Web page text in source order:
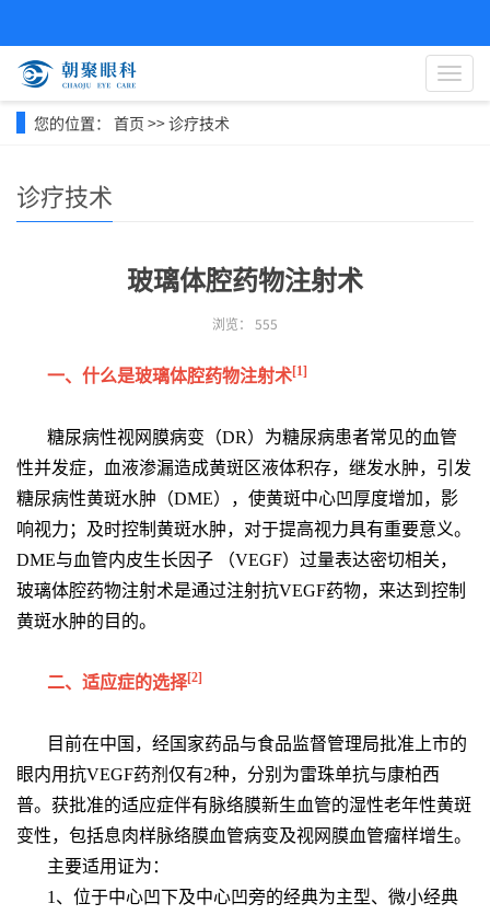
导
航
您的位置： 首页 >>诊疗技术
诊疗技术
玻璃体腔药物注射术
浏览： 555
一、什么是玻璃体腔药物注射术[1]
糖尿病性视网膜病变（DR）为糖尿病患者常见的血管
性并发症，血液渗漏造成黄斑区液体积存，继发水肿，引发
糖尿病性黄斑水肿（DME），使黄斑中心凹厚度增加，影
响视力；及时控制黄斑水肿，对于提高视力具有重要意义。
DME与血管内皮生长因子 （VEGF）过量表达密切相关，
玻璃体腔药物注射术是通过注射抗VEGF药物，来达到控制
黄斑水肿的目的。
二、适应症的选择[2]
目前在中国，经国家药品与食品监督管理局批准上市的
眼内用抗VEGF药剂仅有2种，分别为雷珠单抗与康柏西
普。获批准的适应症伴有脉络膜新生血管的湿性老年性黄斑
变性，包括息肉样脉络膜血管病变及视网膜血管瘤样增生。
主要适用证为：
1、位于中心凹下及中心凹旁的经典为主型、微小经典